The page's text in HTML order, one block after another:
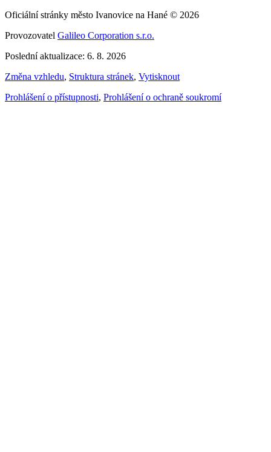
Oficiální stránky město Ivanovice na Hané © 2026
Provozovatel Galileo Corporation s.r.o.
Poslední aktualizace: 6. 8. 2026
Změna vzhledu, Struktura stránek, Vytisknout
Prohlášení o přístupnosti, Prohlášení o ochraně soukromí